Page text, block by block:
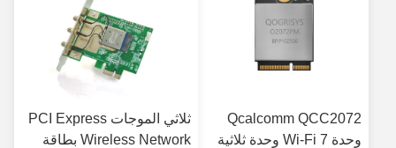
Qcalcomm QCC2072
وحدة Wi-Fi 7 وحدة ثلاثية
ثلاثي الموجات PCI Express
Wireless Network بطاقة